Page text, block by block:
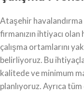
Ataşehir
firmanızın ihtiyacı
çalışma ortamlarını
belirliyoruz. Bu
kalitede ve minimum
planlıyoruz. Ayrıca tüm